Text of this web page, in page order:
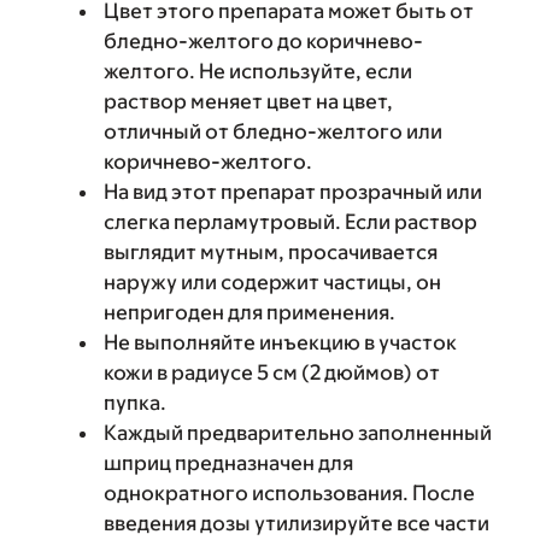
Цвет этого препарата может быть от
бледно-желтого до коричнево-
желтого. Не используйте, если
раствор меняет цвет на цвет,
отличный от бледно-желтого или
коричнево-желтого.
На вид этот препарат прозрачный или
слегка перламутровый. Если раствор
выглядит мутным, просачивается
наружу или содержит частицы, он
непригоден для применения.
Не выполняйте инъекцию в участок
кожи в радиусе 5 см (2 дюймов) от
пупка.
Каждый предварительно заполненный
шприц предназначен для
однократного использования. После
введения дозы утилизируйте все части